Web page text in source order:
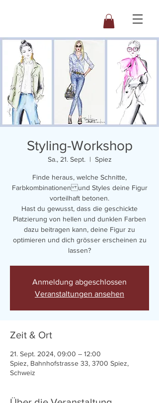
Styling-Workshop
Sa., 21. Sept.
  |
Spiez
Finde heraus, welche Schnitte,
Farbkombinationen und Styles deine Figur
vorteilhaft betonen.
Hast du gewusst, dass die geschickte
Platzierung von hellen und dunklen Farben
dazu beitragen kann, deine Figur zu
optimieren und dich grösser erscheinen zu
Anmeldung abgeschlossen
Veranstaltungen ansehen
Zeit & Ort
21. Sept. 2024, 09:00 – 12:00
Spiez, Bahnhofstrasse 33, 3700 Spiez,
Schweiz